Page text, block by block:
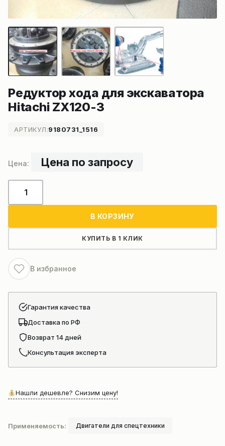
Редуктор хода для экскаватора
Hitachi ZX120-3
АРТИКУЛ:9180731_1516
Цена по запросу
товара
экскаватора
Hitachi
ZX120-
В КОРЗИНУ
КУПИТЬ В 1 КЛИК
В избранное
Гарантия качества
Доставка по РФ
Возврат 14 дней
Консультация эксперта
Нашли дешевле? Снизим цену!
Применяемость: Двигатели для спецтехники